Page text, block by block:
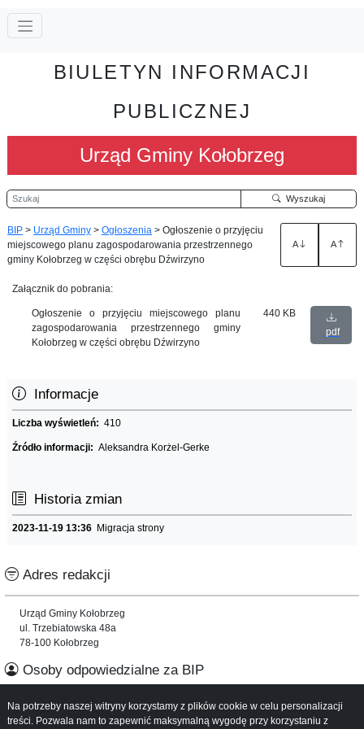
BIULETYN INFORMACJI
PUBLICZNEJ
Urząd Gminy Kołobrzeg
Szukaj Wyszukaj
BIP > Urząd Gminy > Ogłoszenia > Ogłoszenie o przyjęciu
miejscowego planu zagospodarowania przestrzennego
gminy Kołobrzeg w części obrębu Dźwirzyno
A A
Załącznik do pobrania:
Ogłoszenie o przyjęciu miejscowego planu
zagospodarowania przestrzennego gminy
Kołobrzeg w części obrębu Dźwirzyno
440 KB
pdf
Informacje
Liczba wyświetleń: 410
Źródło informacji: Aleksandra Korżel-Gerke
Historia zmian
2023-11-19 13:36 Migracja strony
Adres redakcji
Urząd Gminy Kołobrzeg
ul. Trzebiatowska 48a
78-100 Kołobrzeg
Osoby odpowiedzialne za BIP
Informacje o serwisie
Na potrzeby naszej witryny korzystamy z plików cookie w celu personalizacji
treści. Pozwala nam to zapewnić maksymalną wygodę przy korzystaniu z